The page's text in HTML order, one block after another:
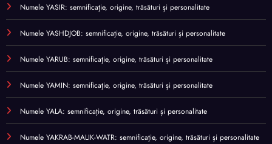
Numele YASIR: semnificație, origine, trăsături și personalitate
Numele YASHDJOB: semnificație, origine, trăsături și personalitate
Numele YARUB: semnificație, origine, trăsături și personalitate
Numele YAMIN: semnificație, origine, trăsături și personalitate
Numele YALA: semnificație, origine, trăsături și personalitate
Numele YAKRAB-MALIK-WATR: semnificație, origine, trăsături și personalitate